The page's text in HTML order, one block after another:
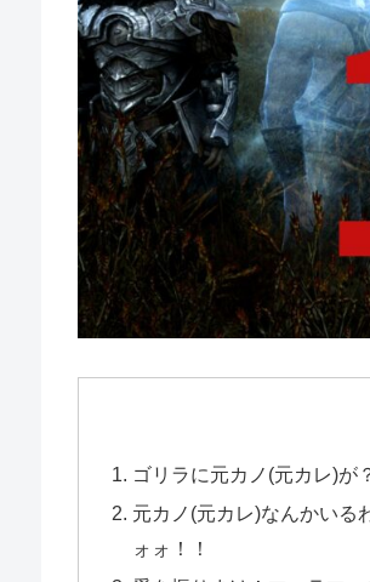
ゴリラに元カノ(元カレ)が
元カノ(元カレ)なんかいる
ォォ！！